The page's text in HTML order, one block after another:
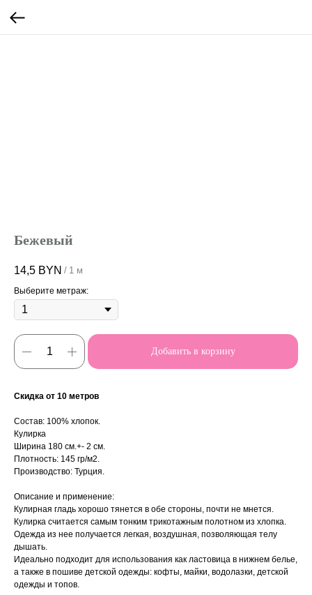
Бежевый
14,5 BYN / 1 м
Выберите метраж:
Добавить в корзину
Скидка от 10 метров
Состав: 100% хлопок.
Кулирка
Ширина 180 см.+- 2 см.
Плотность: 145 гр/м2.
Производство: Турция.
Описание и применение:
Кулирная гладь хорошо тянется в обе стороны, почти не мнется.
Кулирка считается самым тонким трикотажным полотном из хлопка.
Одежда из нее получается легкая, воздушная, позволяющая телу
дышать.
Идеально подходит для использования как ластовица в нижнем белье,
а также в пошиве детской одежды: кофты, майки, водолазки, детской
одежды и топов.